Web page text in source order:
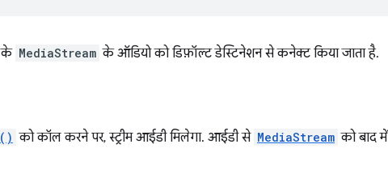
के MediaStream के ऑडियो को डिफ़ॉल्ट डेस्टिनेशन से कनेक्ट किया जाता है.
को कॉल करने पर, स्ट्रीम आईडी मिलेगा. आईडी से MediaStream को बाद में